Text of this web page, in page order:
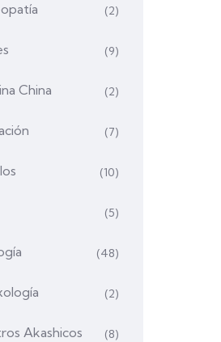
(2)
(9)
China (2)
(7)
(10)
(5)
(48)
(2)
Akashicos (8)